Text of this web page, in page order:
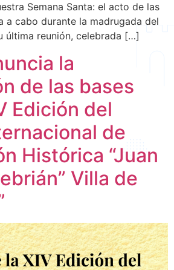
Semana Santa: el acto de las
a cabo durante la madrugada del
última reunión, celebrada […]
la
de las bases
Edición del
de
Histórica “Juan
Villa de